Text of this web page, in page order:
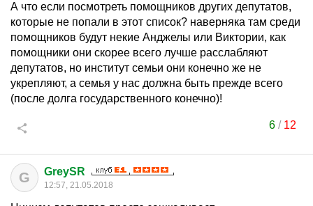
А что если посмотреть помощников других депутатов,
которые не попали в этот список? наверняка там среди
помощников будут некие Анджелы или Виктории, как
помощники они скорее всего лучше расслабляют
депутатов, но институт семьи они конечно же не
укрепляют, а семья у нас должна быть прежде всего
(после долга государственного конечно)!
6 / 12
G GreySR
12:57, 21.05.2018